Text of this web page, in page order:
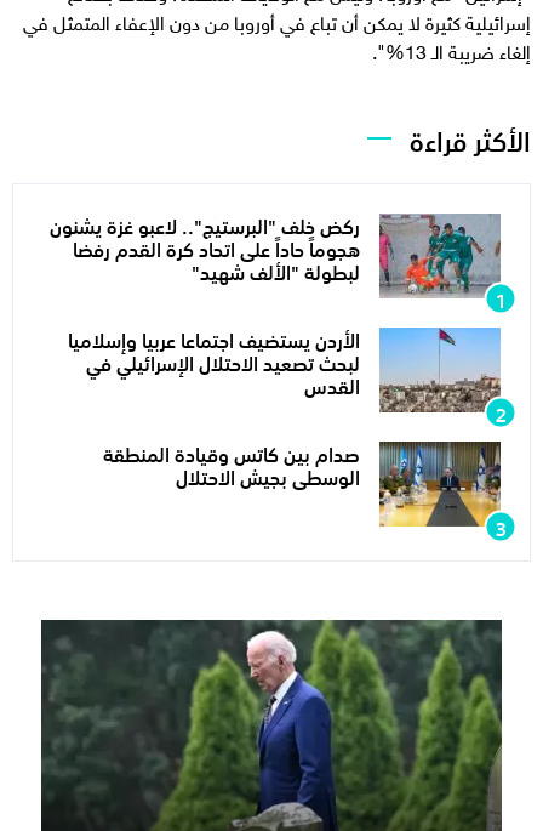
إسرائيلية كثيرة لا يمكن أن تباع في أوروبا من دون الإعفاء المتمثل في
إلغاء ضريبة الـ 13%".
الأكثر قراءة
ركض خلف "البرستيج".. لاعبو غزة يشنون
هجوماً حاداً على اتحاد كرة القدم رفضا
لبطولة "الألف شهيد"
الأردن يستضيف اجتماعا عربيا وإسلاميا
لبحث تصعيد الاحتلال الإسرائيلي في
القدس
صدام بين كاتس وقيادة المنطقة
الوسطى بجيش الاحتلال